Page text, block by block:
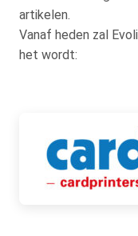
artikelen.
Vanaf heden zal
het wordt: